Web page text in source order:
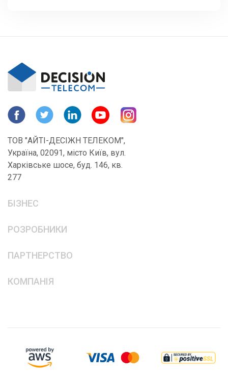
ТОВ "АЙТІ-ДЕСІЖН ТЕЛЕКОМ",
Україна, 02091, місто Київ, вул.
Харківське шосе, буд. 146, кв.
277
БІЗНЕС
РОЗРОБНИКИ
ПАРТНЕРСТВО
КОМПАНІЯ